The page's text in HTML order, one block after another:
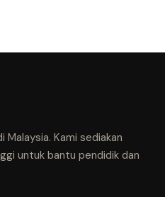
Kami sediakan
untuk bantu pendidik dan